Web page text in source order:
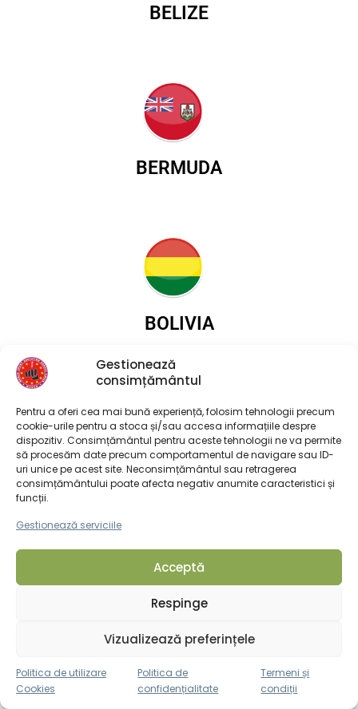
Gestionează
consimțământul
Pentru a oferi cea mai bună experiență, folosim tehnologii precum
cookie-urile pentru a stoca și/sau accesa informațiile despre
dispozitiv. Consimțământul pentru aceste tehnologii ne va permite
să procesăm date precum comportamentul de navigare sau ID-
uri unice pe acest site. Neconsimțământul sau retragerea
consimțământului poate afecta negativ anumite caracteristici și
funcții.
Gestionează serviciile
Acceptă
Respinge
Vizualizează preferințele
Politica de utilizare
Cookies
Politica de
confidențialitate
Termeni și
condiții
BELIZE
BERMUDA
BOLIVIA
BRAZIL
CANADA